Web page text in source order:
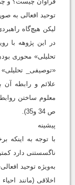
توحید افعالی به‌
لیکن هیچ‌گاه
در این پژوهه با
تحلیلی» محوری
«توصیفی_
علائم و رابطه
ص 34 و35).
پیشینه
با توجه به اینکه
ناگسستنی دارد
به‌ویژه توحید
اخلاقی (مانند